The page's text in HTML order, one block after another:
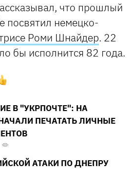
что прошлый
посвятил немецко-
Роми Шнайдер. 22
бы исполнится 82 года.
В "УКРПОЧТЕ": НА
ПЕЧАТАТЬ ЛИЧНЫЕ
АТАКИ ПО ДНЕПРУ